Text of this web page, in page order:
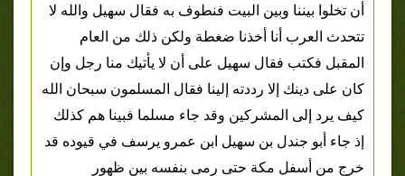
أن تخلوا بيننا وبين البيت فنطوف به فقال سهيل والله لا
تتحدث العرب أنا أخذنا ضغطة ولكن ذلك من العام
المقبل فكتب فقال سهيل على أن لا يأتيك منا رجل وإن
كان على دينك إلا رددته إلينا فقال المسلمون سبحان الله
كيف يرد إلى المشركين وقد جاء مسلما فبينا هم كذلك
إذ جاء أبو جندل بن سهيل ابن عمرو يرسف في قيوده قد
خرج من أسفل مكة حتى رمى بنفسه بين ظهور